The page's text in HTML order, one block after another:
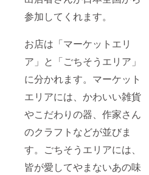
参加してくれます。
お店は「マーケットエリ
ア」と「ごちそうエリア」
に分かれます。マーケット
エリアには、かわいい雑貨
やこだわりの器、作家さん
のクラフトなどが並びま
す。ごちそうエリアには、
皆が愛してやまないあの味